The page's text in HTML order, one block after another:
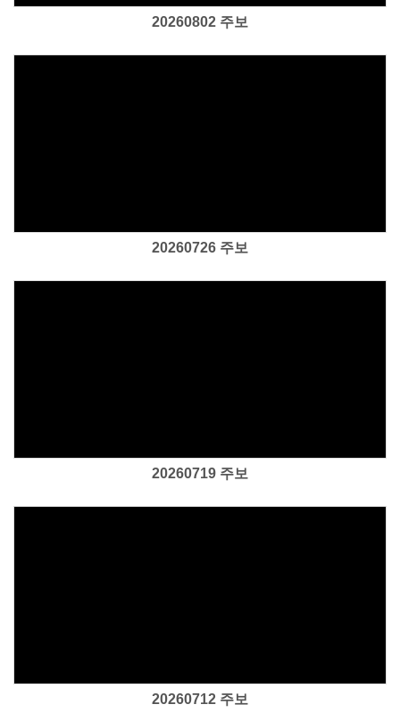
20260802 주보
20260726 주보
20260719 주보
20260712 주보